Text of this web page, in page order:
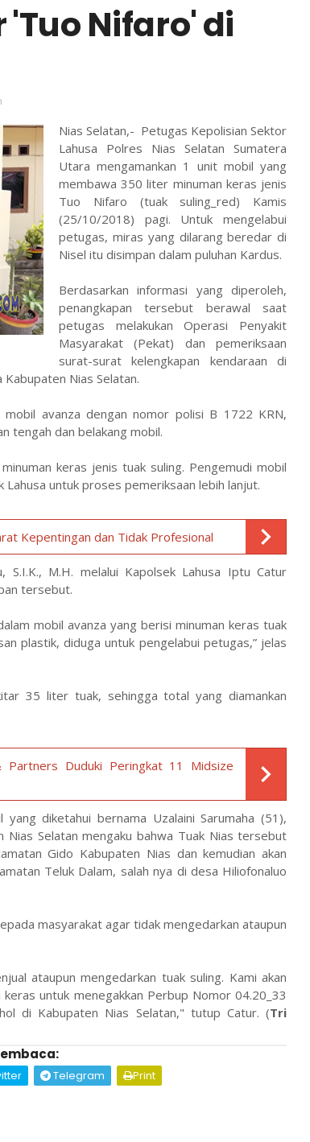
'Tuo Nifaro' di
Nias Selatan,- Petugas Kepolisian Sektor
Lahusa Polres Nias Selatan Sumatera
Utara mengamankan 1 unit mobil yang
membawa 350 liter minuman keras jenis
Tuo Nifaro (tuak suling_red) Kamis
(25/10/2018) pagi. Untuk mengelabui
petugas, miras yang dilarang beredar di
Nisel itu disimpan dalam puluhan Kardus.
Berdasarkan informasi yang diperoleh,
penangkapan tersebut berawal saat
petugas melakukan Operasi Penyakit
Masyarakat (Pekat) dan pemeriksaan
surat-surat kelengkapan kendaraan di
Nias Selatan.
avanza dengan nomor polisi B 1722 KRN,
tengah dan belakang mobil.
keras jenis tuak suling. Pengemudi mobil
untuk proses pemeriksaan lebih lanjut.
Kepentingan dan Tidak Profesional
S.I.K., M.H. melalui Kapolsek Lahusa Iptu Catur
tersebut.
mobil avanza yang berisi minuman keras tuak
plastik, diduga untuk pengelabui petugas,” jelas
35 liter tuak, sehingga total yang diamankan
Duduki Peringkat 11 Midsize
diketahui bernama Uzalaini Sarumaha (51),
Selatan mengaku bahwa Tuak Nias tersebut
Gido Kabupaten Nias dan kemudian akan
Teluk Dalam, salah nya di desa Hiliofonaluo
masyarakat agar tidak mengedarkan ataupun
ataupun mengedarkan tuak suling. Kami akan
untuk menegakkan Perbup Nomor 04.20_33
di Kabupaten Nias Selatan," tutup Catur. (Tri
Telegram Print